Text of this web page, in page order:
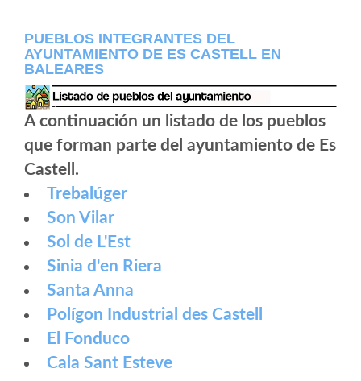
PUEBLOS INTEGRANTES DEL
AYUNTAMIENTO DE ES CASTELL EN
BALEARES
A continuación un listado de los pueblos
que forman parte del ayuntamiento de Es
Castell.
Trebalúger
Son Vilar
Sol de L'Est
Sinia d'en Riera
Santa Anna
Polígon Industrial des Castell
El Fonduco
Cala Sant Esteve